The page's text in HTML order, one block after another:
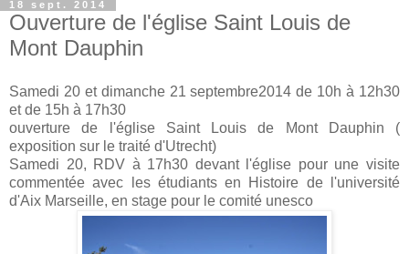
18 sept. 2014
Ouverture de l'église Saint Louis de
Mont Dauphin
Samedi 20 et dimanche 21 septembre2014 de 10h à 12h30
et de 15h à 17h30
ouverture de l'église Saint Louis de Mont Dauphin (
exposition sur le traité d'Utrecht)
Samedi 20, RDV à 17h30 devant l'église pour une visite
commentée avec les étudiants en Histoire de l'université
d'Aix Marseille, en stage pour le comité unesco